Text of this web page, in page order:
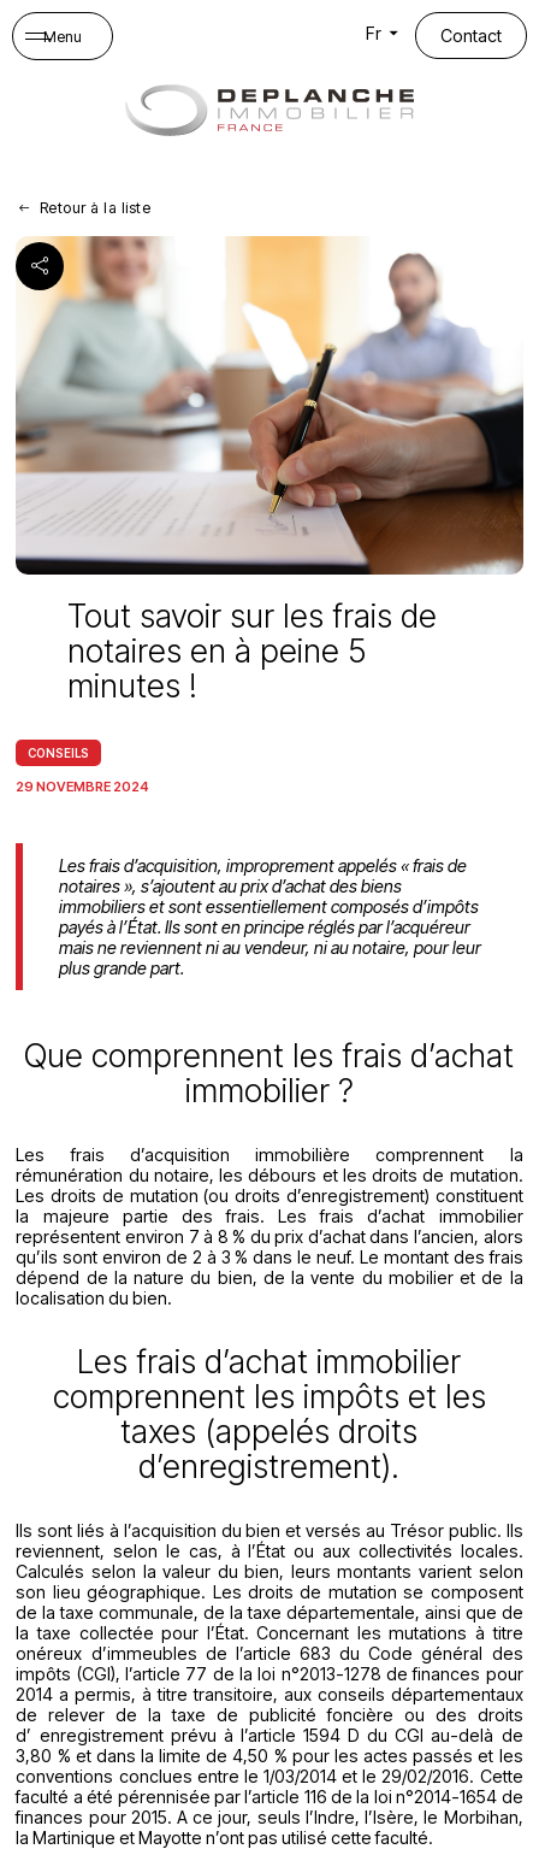
Menu Fr Contact
Retour à la liste
Tout savoir sur les frais de
notaires en à peine 5
minutes !
CONSEILS
29 NOVEMBRE 2024
Les frais d’acquisition, improprement appelés « frais de
notaires », s’ajoutent au prix d’achat des biens
immobiliers et sont essentiellement composés d’impôts
payés à l’État. Ils sont en principe réglés par l’acquéreur
mais ne reviennent ni au vendeur, ni au notaire, pour leur
plus grande part.
Que comprennent les frais d’achat
immobilier ?
Les frais d’acquisition immobilière comprennent la
rémunération du notaire, les débours et les droits de mutation.
Les droits de mutation (ou droits d’enregistrement) constituent
la majeure partie des frais. Les frais d’achat immobilier
représentent environ 7 à 8 % du prix d’achat dans l’ancien, alors
qu’ils sont environ de 2 à 3 % dans le neuf. Le montant des frais
dépend de la nature du bien, de la vente du mobilier et de la
localisation du bien.
Les frais d’achat immobilier
comprennent les impôts et les
taxes (appelés droits
d’enregistrement).
Ils sont liés à l’acquisition du bien et versés au Trésor public. Ils
reviennent, selon le cas, à l’État ou aux collectivités locales.
Calculés selon la valeur du bien, leurs montants varient selon
son lieu géographique. Les droits de mutation se composent
de la taxe communale, de la taxe départementale, ainsi que de
la taxe collectée pour l’État. Concernant les mutations à titre
onéreux d’immeubles de l’article 683 du Code général des
impôts (CGI), l’article 77 de la loi n°2013-1278 de finances pour
2014 a permis, à titre transitoire, aux conseils départementaux
de relever de la taxe de publicité foncière ou des droits
d’ enregistrement prévu à l’article 1594 D du CGI au-delà de
3,80 % et dans la limite de 4,50 % pour les actes passés et les
conventions conclues entre le 1/03/2014 et le 29/02/2016. Cette
faculté a été pérennisée par l’article 116 de la loi n°2014-1654 de
finances pour 2015. A ce jour, seuls l’Indre, l’Isère, le Morbihan,
la Martinique et Mayotte n’ont pas utilisé cette faculté.